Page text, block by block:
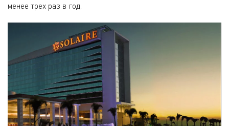
менее трех раз в год.